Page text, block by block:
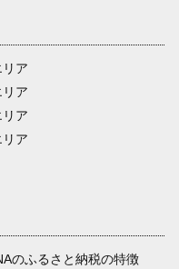
ア
ア
ア
ア
のふるさと納税の特徴